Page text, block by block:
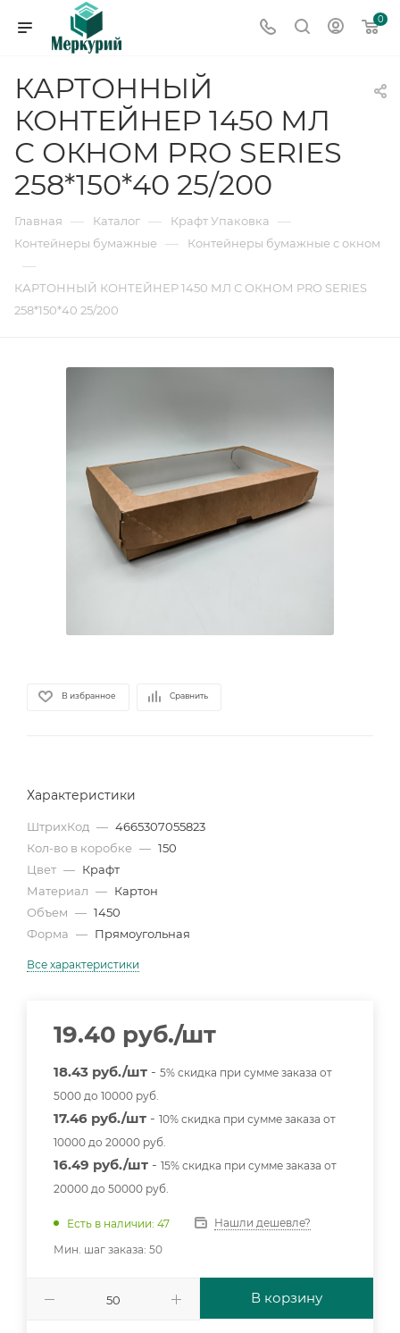
0
КАРТОННЫЙ
КОНТЕЙНЕР 1450 МЛ
С ОКНОМ PRO SERIES
258*150*40 25/200
Главная — Каталог — Крафт Упаковка —
Контейнеры бумажные — Контейнеры бумажные с окном
—
КАРТОННЫЙ КОНТЕЙНЕР 1450 МЛ С ОКНОМ PRO SERIES
258*150*40 25/200
В избранное Сравнить
Характеристики
ШтрихКод — 4665307055823
Кол-во в коробке — 150
Цвет — Крафт
Материал — Картон
Объем — 1450
Форма — Прямоугольная
Все характеристики
19.40 руб./шт
18.43 руб./шт - 5% скидка при сумме заказа от
5000 до 10000 руб.
17.46 руб./шт - 10% скидка при сумме заказа от
10000 до 20000 руб.
16.49 руб./шт - 15% скидка при сумме заказа от
20000 до 50000 руб.
Есть в наличии: 47
Нашли дешевле?
Мин. шаг заказа: 50
В корзину